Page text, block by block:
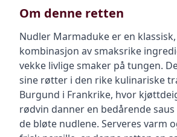
Om denne retten
Nudler Marmaduke er en
kombinasjon av smaksrike
vekke livlige smaker på tungen.
sine røtter i den rike kulinariske
Burgund i Frankrike, hvor
rødvin danner en bedårende
de bløte nudlene. Serveres varm